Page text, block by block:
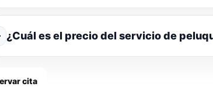
¿Cuál es el precio del servicio de
cita